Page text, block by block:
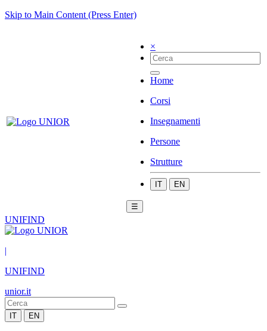
Skip to Main Content (Press Enter)
×
Home
Corsi
Insegnamenti
Persone
Strutture
IT EN
☰
UNIFIND
|
UNIFIND
unior.it
IT EN